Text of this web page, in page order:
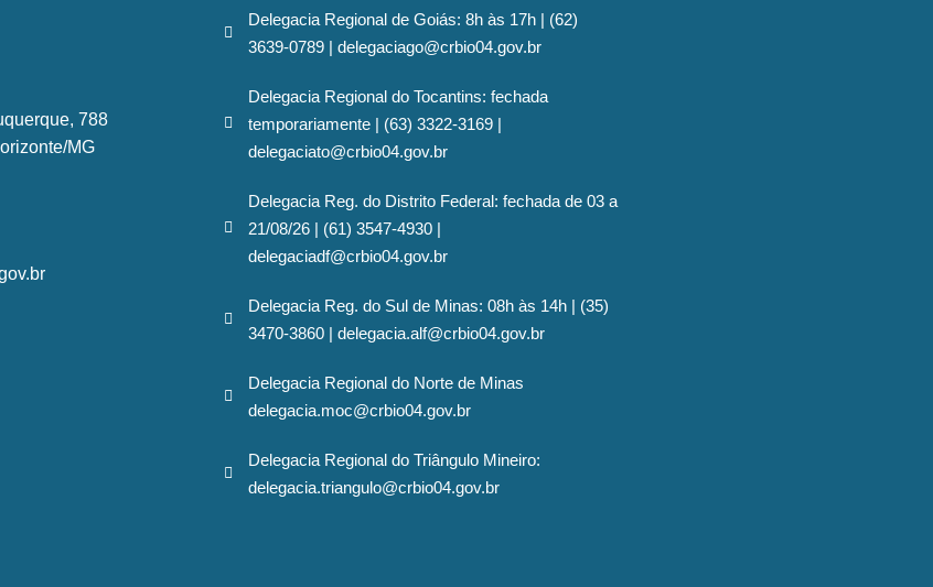
788
MG
Delegacia Regional de Goiás: 8h às 17h | (62)
3639-0789 | delegaciago@crbio04.gov.br
Delegacia Regional do Tocantins: fechada
temporariamente | (63) 3322-3169 |
delegaciato@crbio04.gov.br
Delegacia Reg. do Distrito Federal: fechada de 03 a
21/08/26 | (61) 3547-4930 |
delegaciadf@crbio04.gov.br
Delegacia Reg. do Sul de Minas: 08h às 14h | (35)
3470-3860 | delegacia.alf@crbio04.gov.br
Delegacia Regional do Norte de Minas
delegacia.moc@crbio04.gov.br
Delegacia Regional do Triângulo Mineiro:
delegacia.triangulo@crbio04.gov.br